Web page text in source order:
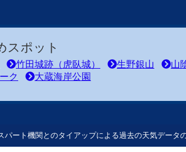
スポット
竹田城跡（虎臥城） 生野銀山 山
ク 大蔵海岸公園
ート機関とのタイアップによる過去の天気データ